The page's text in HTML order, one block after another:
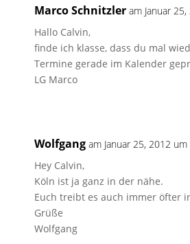
Marco Schnitzler am Januar
Hallo Calvin,
finde ich klasse, dass du mal
Termine gerade im Kalender
LG Marco
Wolfgang am Januar 25, 2012
Hey Calvin,
Köln ist ja ganz in der nähe.
Euch treibt es auch immer öfter
Grüße
Wolfgang